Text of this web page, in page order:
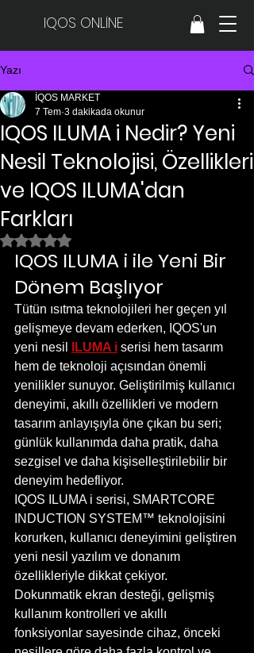
IQOS ONLİNE
Yazı
IQOS ILUMA i Nedir? Yeni
Nesil Teknolojisi, Özellikleri
ve IQOS ILUMA'dan
Farkları
İQOS MARKET
7 Tem 3 dakikada okunur
5 üzerinden NaN yıldız
IQOS ILUMA i ile Yeni Bir
Dönem Başlıyor
Tütün ısıtma teknolojileri her geçen yıl
gelişmeye devam ederken, IQOS'un
yeni nesil
ILUMA i serisi hem tasarım
hem de teknoloji açısından önemli
yenilikler sunuyor. Geliştirilmiş kullanıcı
deneyimi, akıllı özellikleri ve modern
tasarım anlayışıyla öne çıkan bu seri;
günlük kullanımda daha pratik, daha
sezgisel ve daha kişiselleştirilebilir bir
deneyim hedefliyor.
IQOS ILUMA i serisi, SMARTCORE
INDUCTION SYSTEM™ teknolojisini
korurken, kullanıcı deneyimini geliştiren
yeni nesil yazılım ve donanım
özellikleriyle dikkat çekiyor.
Dokunmatik ekran desteği, gelişmiş
kullanım kontrolleri ve akıllı
fonksiyonlar sayesinde cihaz, önceki